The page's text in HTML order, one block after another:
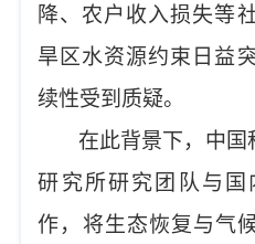
降、农户收入损失等
旱区水资源约束日益
续性受到质疑。
在此背景下， 中国
研究所研究团队 与国
作， 将生态恢复与气